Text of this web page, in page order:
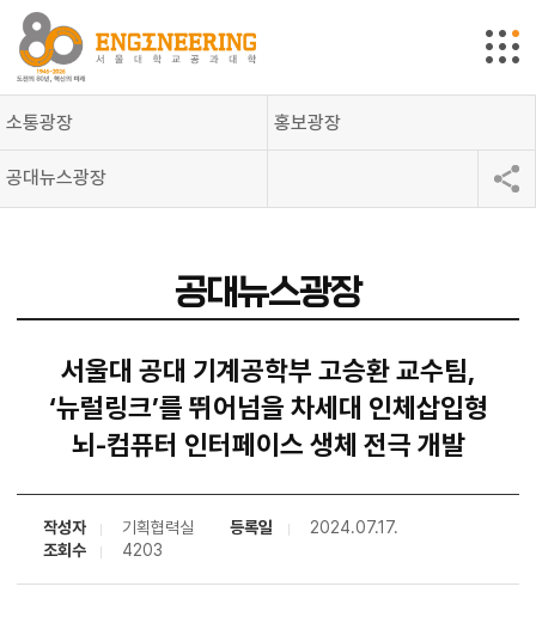
소통광장 홍보광장
공대뉴스광장
공대뉴스광장
서울대 공대 기계공학부 고승환 교수팀,
‘뉴럴링크’를 뛰어넘을 차세대 인체삽입형
뇌-컴퓨터 인터페이스 생체 전극 개발
작성자 기획협력실 등록일
2024.07.17.
조회수
4203